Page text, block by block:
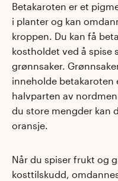
Betakaroten er et
i planter og kan
kroppen. Du kan få
kostholdet ved å spise
grønnsaker.
inneholde
halvparten av
du store mengder kan
oransje.
Når du spiser frukt og
kosttilskudd,